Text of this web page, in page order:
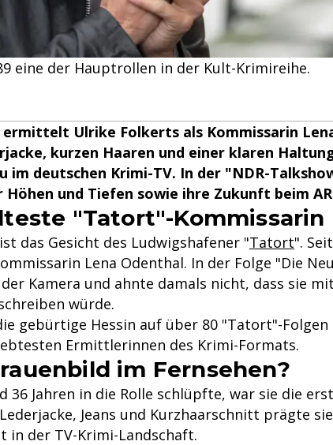
eine der Hauptrollen in der Kult-Krimireihe.
ermittelt Ulrike Folkerts als Kommissarin
kurzen Haaren und einer klaren
im deutschen Krimi-TV. In der "NDR-
Höhen und Tiefen sowie ihre Zukunft beim
"Tatort"-Kommissarin
das Gesicht des Ludwigshafener "Tatort".
Lena Odenthal. In der Folge "Die
Kamera und ahnte damals nicht, dass sie
würde.
gebürtige Hessin auf über 80 "Tatort"-Folgen
Ermittlerinnen des Krimi-Formats.
im Fernsehen?
36 Jahren in die Rolle schlüpfte, war sie die
Jeans und Kurzhaarschnitt prägte
in der TV-Krimi-Landschaft.